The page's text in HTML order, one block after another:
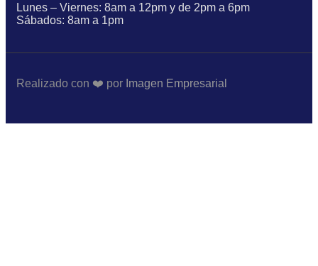
Lunes – Viernes: 8am a 12pm y de 2pm a 6pm
Sábados: 8am a 1pm
Realizado con ❤️ por Imagen Empresarial